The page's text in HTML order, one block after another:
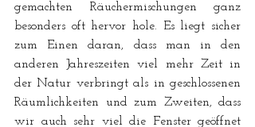
gemachten Räuchermischungen ganz
besonders oft hervor hole. Es liegt sicher
zum Einen daran, dass man in den
anderen Jahreszeiten viel mehr Zeit in
der Natur verbringt als in geschlossenen
Räumlichkeiten und zum Zweiten, dass
wir auch sehr viel die Fenster geöffnet